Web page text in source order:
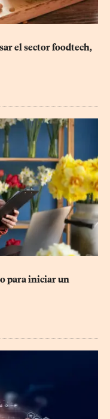
el sector foodtech,
para iniciar un